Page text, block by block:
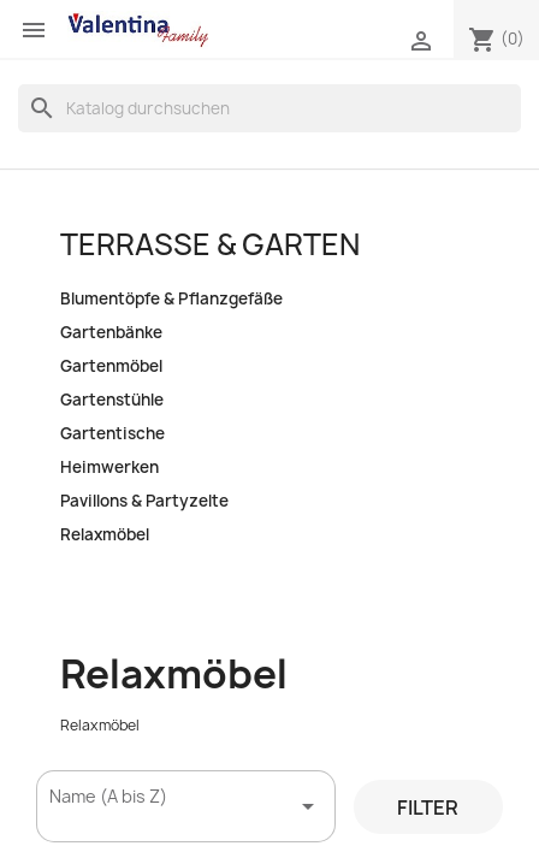
 shopping_cart (0)

search
TERRASSE & GARTEN
Blumentöpfe & Pflanzgefäße
Gartenbänke
Gartenmöbel
Gartenstühle
Gartentische
Heimwerken
Pavillons & Partyzelte
Relaxmöbel
Relaxmöbel
Relaxmöbel
Name (A bis Z)  FILTER